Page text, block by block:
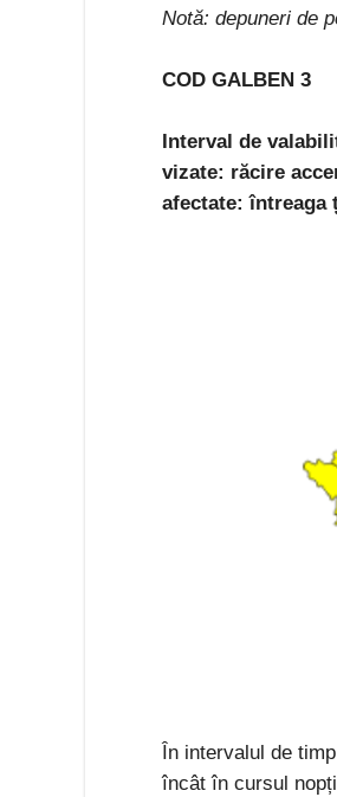
Notă: depuneri de
COD GALBEN 3
Interval de
vizate: răcire
afectate: întreaga
În intervalul de
încât în cursul